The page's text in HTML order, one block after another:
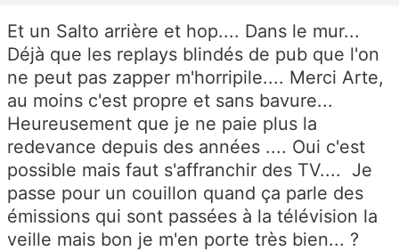
Et un Salto arrière et hop.... Dans le mur...
Déjà que les replays blindés de pub que l'on
ne peut pas zapper m'horripile.... Merci Arte,
au moins c'est propre et sans bavure...
Heureusement que je ne paie plus la
redevance depuis des années .... Oui c'est
possible mais faut s'affranchir des TV.... Je
passe pour un couillon quand ça parle des
émissions qui sont passées à la télévision la
veille mais bon je m'en porte très bien... ?